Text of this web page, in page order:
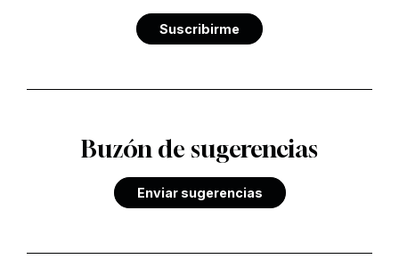
Suscribirme
Buzón de sugerencias
Enviar sugerencias